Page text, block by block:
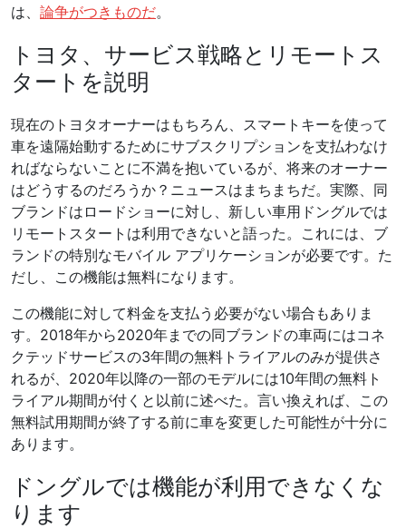
は、 論争がつきものだ。
トヨタ、サービス戦略とリモートス
タートを説明
現在のトヨタオーナーはもちろん、スマートキーを使って
車を遠隔始動するためにサブスクリプションを支払わなけ
ればならないことに不満を抱いているが、将来のオーナー
はどうするのだろうか？ニュースはまちまちだ。実際、同
ブランドはロードショーに対し、新しい車用ドングルでは
リモートスタートは利用できないと語った。これには、ブ
ランドの特別なモバイル アプリケーションが必要です。た
だし、この機能は無料になります。
この機能に対して料金を支払う必要がない場合もありま
す。2018年から2020年までの同ブランドの車両にはコネ
クテッドサービスの3年間の無料トライアルのみが提供さ
れるが、2020年以降の一部のモデルには10年間の無料ト
ライアル期間が付くと以前に述べた。言い換えれば、この
無料試用期間が終了する前に車を変更した可能性が十分に
あります。
ドングルでは機能が利用できなくな
ります